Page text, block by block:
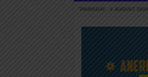
THURSDAY , 6 AUGUST 2026